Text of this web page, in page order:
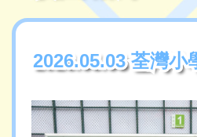
2026.05.03 荃灣小
2026.05.03 荃灣小